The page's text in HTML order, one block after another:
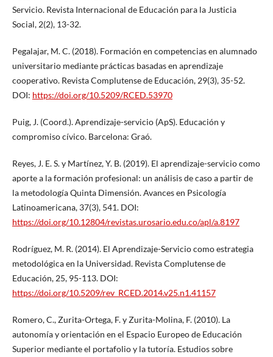
Servicio. Revista Internacional de Educación para la Justicia
Social, 2(2), 13-32.
Pegalajar, M. C. (2018). Formación en competencias en alumnado
universitario mediante prácticas basadas en aprendizaje
cooperativo. Revista Complutense de Educación, 29(3), 35-52.
DOI: https://doi.org/10.5209/RCED.53970
Puig, J. (Coord.). Aprendizaje-servicio (ApS). Educación y
compromiso cívico. Barcelona: Graó.
Reyes, J. E. S. y Martínez, Y. B. (2019). El aprendizaje-servicio como
aporte a la formación profesional: un análisis de caso a partir de
la metodología Quinta Dimensión. Avances en Psicología
Latinoamericana, 37(3), 541. DOI:
https://doi.org/10.12804/revistas.urosario.edu.co/apl/a.8197
Rodríguez, M. R. (2014). El Aprendizaje-Servicio como estrategia
metodológica en la Universidad. Revista Complutense de
Educación, 25, 95-113. DOI:
https://doi.org/10.5209/rev_RCED.2014.v25.n1.41157
Romero, C., Zurita-Ortega, F. y Zurita-Molina, F. (2010). La
autonomía y orientación en el Espacio Europeo de Educación
Superior mediante el portafolio y la tutoría. Estudios sobre